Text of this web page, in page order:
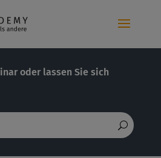
oder lassen Sie sich